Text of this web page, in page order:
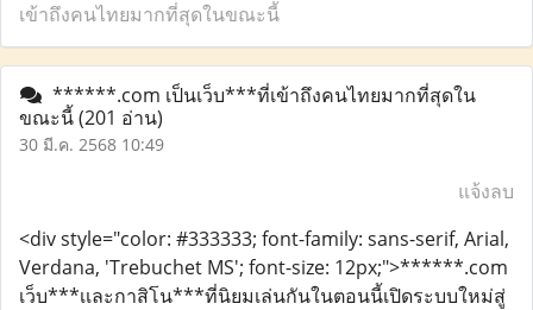
เข้าถึงคนไทยมากที่สุดในขณะนี้
******.com เป็นเว็บ***ที่เข้าถึงคนไทยมากที่สุดใน
ขณะนี้(201 อ่าน)
30 มี.ค. 2568 10:49
แจ้งลบ
<div style="color: #333333; font-family: sans-serif, Arial,
Verdana, 'Trebuchet MS'; font-size: 12px;">******.com
เว็บ***เเละกาสิโน***ที่นิยมเล่นกันในตอนนี้เปิดระบบใหม่สู่